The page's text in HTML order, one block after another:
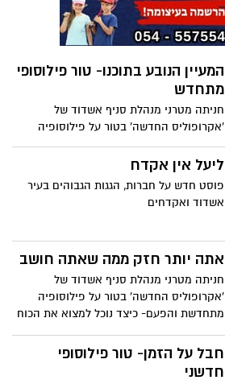
המעיין הנובע בתוכנו- טור פילוסופי
מתחדש
חניתה מטרני מנהלת סניף אשדוד של
'אקרופוליס החדשה' בטור על פילוסופיה
מתחדשת, כותבת על המעיין הנובע בתוכנו.
על המלאות הפנימית שהיא הצידה - הלחם
בחיים. וגם על - לזרוק את חוסר הסיפוק
ולטפח את השמחה הפנימית !
ליעל אין אקדח
פוסט חדש על חברות, הגגות הגבוהים בעיר
אשדוד ואקדחים
אתה יותר חזק ממה שאתה חושב
חניתה מטרני מנהלת סניף אשדוד של
'אקרופוליס החדשה' בטור על פילוסופיה
מתחדשת והפעם- כיצד נוכל למצוא את הכוח
החלטות ולעמוד בהן?
חבל על הזמן- טור פילוסופי
חדשני